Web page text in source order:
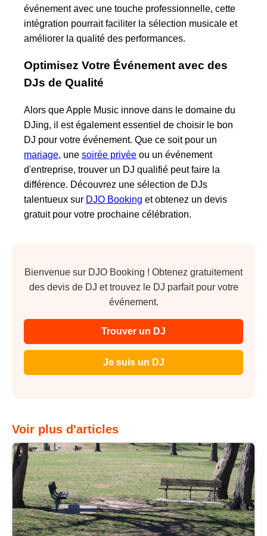
événement avec une touche professionnelle, cette
intégration pourrait faciliter la sélection musicale et
améliorer la qualité des performances.
Optimisez Votre Événement avec des
DJs de Qualité
Alors que Apple Music innove dans le domaine du
DJing, il est également essentiel de choisir le bon
DJ pour votre événement. Que ce soit pour un
mariage, une soirée privée ou un événement
d'entreprise, trouver un DJ qualifié peut faire la
différence. Découvrez une sélection de DJs
talentueux sur DJO Booking et obtenez un devis
gratuit pour votre prochaine célébration.
Bienvenue sur DJO Booking ! Obtenez gratuitement
des devis de DJ et trouvez le DJ parfait pour votre
événement.
Trouver un DJ
Je suis un DJ
Voir plus d'articles